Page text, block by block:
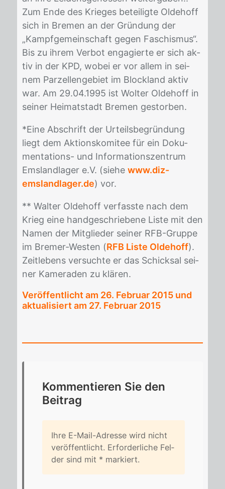
Zum Ende des Krie­ges be­tei­lig­te Ol­de­hoff
sich in Bre­men an der Grün­dung der
„Kampf­ge­mein­schaft ge­gen Fa­schis­mus“.
Bis zu ih­rem Ver­bot en­ga­gier­te er sich ak­
tiv in der KPD, wo­bei er vor al­lem in sei­
nem Par­zel­len­ge­biet im Block­land ak­tiv
war. Am 29.04.1995 ist Wol­ter Ol­de­hoff in
sei­ner Hei­mat­stadt Bre­men ge­stor­ben.
*Eine Ab­schrift der Ur­teils­be­grün­dung
liegt dem Ak­ti­ons­ko­mi­tee für ein Do­ku­
men­ta­ti­ons- und In­for­ma­ti­ons­zen­trum
Ems­land­la­ger e.V. (sie­he www.diz-
emslandlager.de) vor.
** Wal­ter Ol­de­hoff ver­fass­te nach dem
Krieg eine hand­ge­schrie­be­ne Lis­te mit den
Na­men der Mit­glie­der sei­ner RFB-Grup­pe
im Bre­mer-Wes­ten (RFB Liste Oldehoff).
Zeit­le­bens ver­such­te er das Schick­sal sei­
ner Ka­me­ra­den zu klä­ren.
Veröffentlicht am 26. Februar 2015 und
aktualisiert am 27. Februar 2015
Kom­men­tie­ren Sie den
Bei­trag
Ihre E-Mail-Adres­se wird nicht
ver­öf­fent­licht. Er­for­der­li­che Fel­
der sind mit * mar­kiert.